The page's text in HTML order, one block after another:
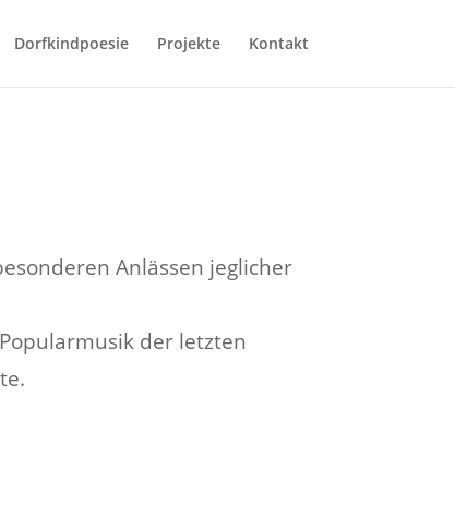
Dorfkindpoesie Projekte Kontakt
Anlässen jeglicher
der letzten